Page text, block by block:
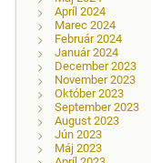
Apríl 2024
Marec 2024
Február 2024
Január 2024
December 2023
November 2023
Október 2023
September 2023
August 2023
Jún 2023
Máj 2023